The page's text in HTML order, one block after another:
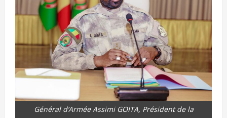
Général d’Armée Assimi GOITA, Président de la